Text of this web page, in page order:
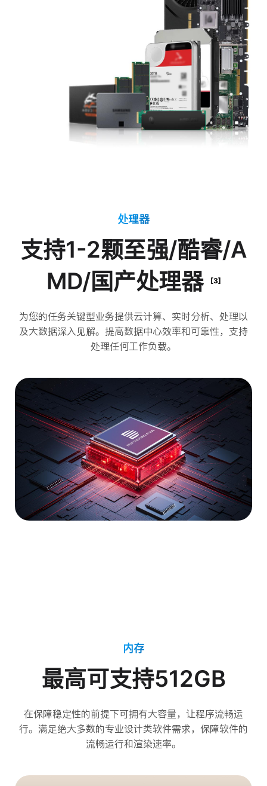
处理器
支持1-2颗至强/酷睿/A
MD/国产处理器
[3]
为您的任务关键型业务提供云计算、实时分析、处理以
及大数据深入见解。提高数据中心效率和可靠性，支持
处理任何工作负载。
内存
最高可支持512GB
在保障稳定性的前提下可拥有大容量，让程序流畅运
行。满足绝大多数的专业设计类软件需求，保障软件的
流畅运行和渲染速率。